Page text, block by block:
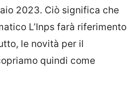
2023. Ciò significa che
L’Inps farà riferimento
le novità per il
quindi come